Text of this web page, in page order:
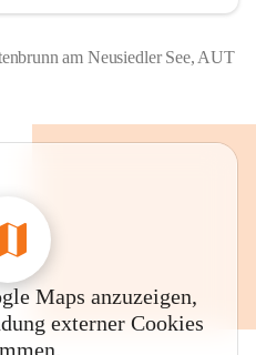
am Neusiedler See, AUT
Maps anzuzeigen,
externer Cookies